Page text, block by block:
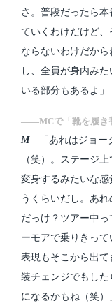
さ。普段だったら
ていくわけだけど
ならないわけだか
し、全員が身内み
いる部分もあるよ」
――MCで「靴を履き
M「あれはジョー
（笑）。ステージ
変身するみたいな感
うくらいだし。あ
だっけ？ツアー中
ーモアで乗りきっ
表現もそこから出て
装チェンジでもし
になるかもね（笑）